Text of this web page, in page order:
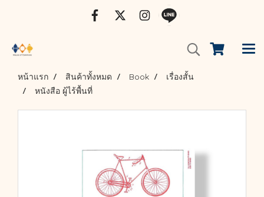
หน้าแรก สินค้าทั้งหมด Book
เรื่องสั้น
หนังสือ ผู้ไร้พื้นที่